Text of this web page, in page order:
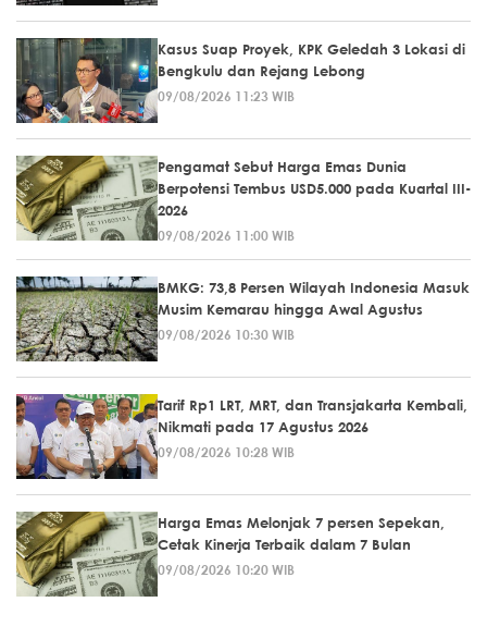
Kasus Suap Proyek, KPK Geledah 3 Lokasi di
Bengkulu dan Rejang Lebong
09/08/2026 11:23 WIB
Pengamat Sebut Harga Emas Dunia
Berpotensi Tembus USD5.000 pada Kuartal III-
2026
09/08/2026 11:00 WIB
BMKG: 73,8 Persen Wilayah Indonesia Masuk
Musim Kemarau hingga Awal Agustus
09/08/2026 10:30 WIB
Tarif Rp1 LRT, MRT, dan Transjakarta Kembali,
Nikmati pada 17 Agustus 2026
09/08/2026 10:28 WIB
Harga Emas Melonjak 7 persen Sepekan,
Cetak Kinerja Terbaik dalam 7 Bulan
09/08/2026 10:20 WIB